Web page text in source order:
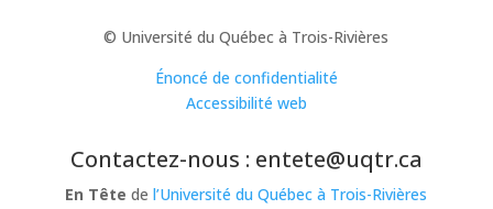
© Université du Québec à Trois-Rivières
Énoncé de confidentialité
Accessibilité web
Contactez-nous : entete@uqtr.ca
En Tête del’Université du Québec à Trois-Rivières